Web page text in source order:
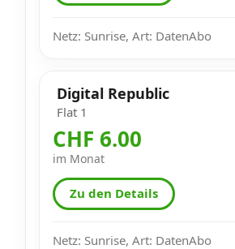
Netz: Sunrise, Art: DatenAbo
Digital Republic
Flat 1
CHF 6.00
im Monat
Zu den Details
Netz: Sunrise, Art: DatenAbo